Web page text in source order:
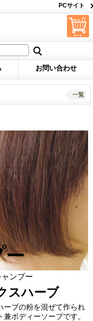
PCサイト
お問い合わせ
ンプー
スハーブ
ーブの粉を混ぜて作られ
ボディーソープです。
一覧